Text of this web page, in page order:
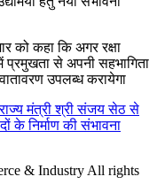
को कहा कि अगर रक्षा
से अपनी सहभागिता
उपलब्ध करायेगा
राज्य मंत्री श्री संजय सेठ से
के निर्माण की संभावना
& Industry All rights